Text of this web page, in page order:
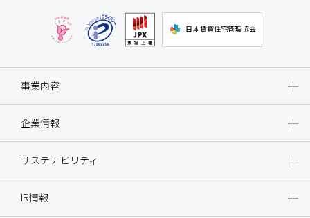
日本賃貸住宅管理協会
事業内容
企業情報
サステナビリティ
IR情報